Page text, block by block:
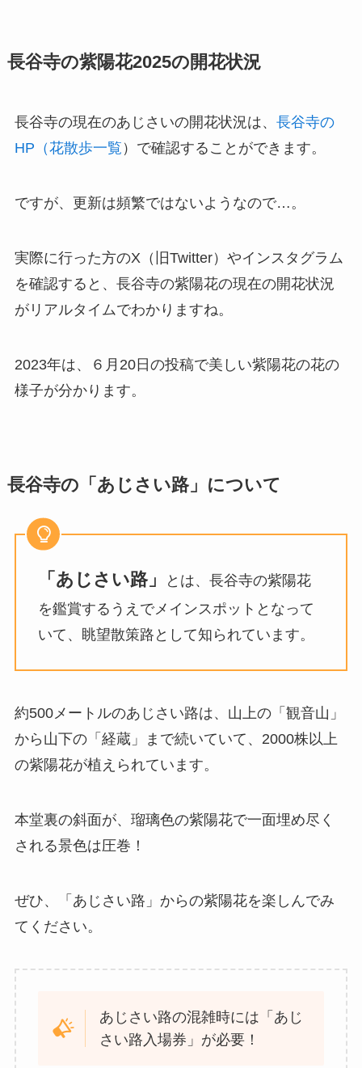
長谷寺の紫陽花2025の開花状況
長谷寺の現在のあじさいの開花状況は、 長谷寺の
HP（花散歩一覧 ）で確認することができます。
ですが、更新は頻繁ではないようなので…。
実際に行った方のX（旧Twitter）やインスタグラム
を確認すると、長谷寺の紫陽花の現在の開花状況
がリアルタイムでわかりますね。
2023年は、６月20日の投稿で美しい紫陽花の花の
様子が分かります。
長谷寺の「あじさい路」について
「あじさい路」
とは、長谷寺の紫陽花
を鑑賞するうえでメインスポットとなって
いて、眺望散策路として知られています。
約500メートルのあじさい路は、山上の「観音山」
から山下の「経蔵」まで続いていて、2000株以上
の紫陽花が植えられています。
本堂裏の斜面が、瑠璃色の紫陽花で一面埋め尽く
される景色は圧巻！
ぜひ、「あじさい路」からの紫陽花を楽しんでみ
てください。
あじさい路の混雑時には「あじ
さい路入場券」が必要！